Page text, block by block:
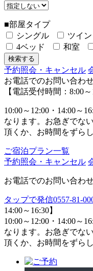
■部屋タイプ
シングル
ツイン
4ベッド
和室
予約照会・キャンセル
お電話でのお問い合わ
【電話受付時間：8:00～
10:00～12:00・14:00～
なります。お急ぎでな
頂くか、お時間をずら
ご宿泊プラン一覧
予約照会・キャンセル
お電話でのお問い合わ
タップで発信0557-81-
14:00～16:30】
10:00～12:00・14:00～
なります。お急ぎでな
頂くか、お時間をずら